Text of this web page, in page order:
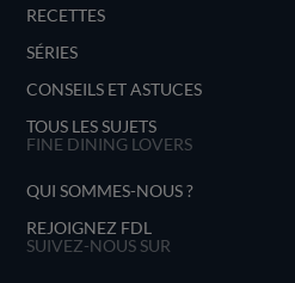
RECETTES
SÉRIES
CONSEILS ET ASTUCES
TOUS LES SUJETS
FINE DINING LOVERS
QUI SOMMES-NOUS ?
REJOIGNEZ FDL
SUIVEZ-NOUS SUR